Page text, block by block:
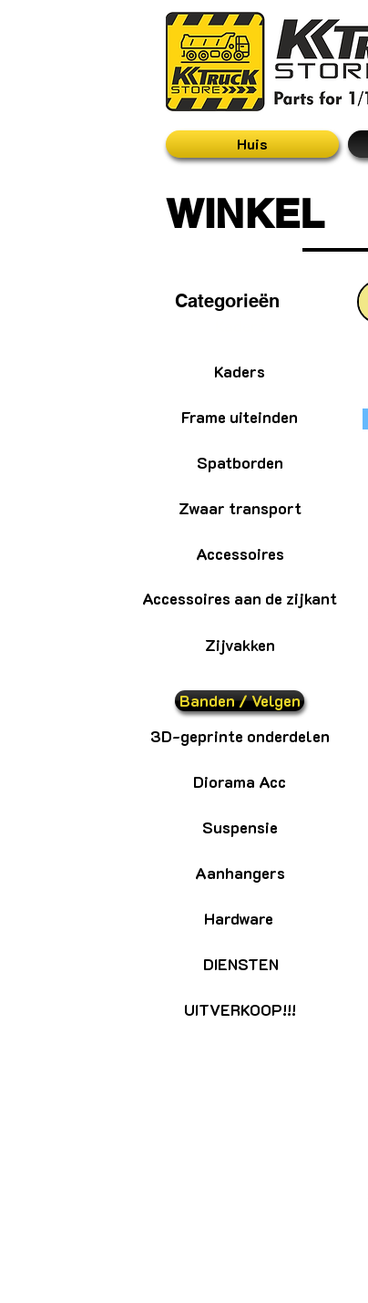
Huis
WINKEL
Categorieën
Kaders
Frame uiteinden
Spatborden
Zwaar transport
Accessoires
Accessoires aan de zijkant
Zijvakken
Banden / Velgen
3D-geprinte onderdelen
Diorama Acc
Suspensie
Aanhangers
Hardware
DIENSTEN
UITVERKOOP!!!